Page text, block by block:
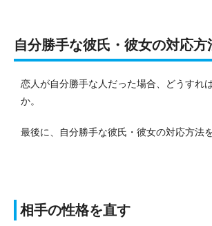
自分勝手な彼氏・彼女の対応方
恋人が自分勝手な人だった場合、どうすれ
か。
最後に、自分勝手な彼氏・彼女の対応方法
相手の性格を直す